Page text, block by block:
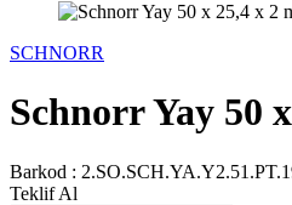
SCHNORR
Schnorr Yay 50
Barkod :
Teklif Al